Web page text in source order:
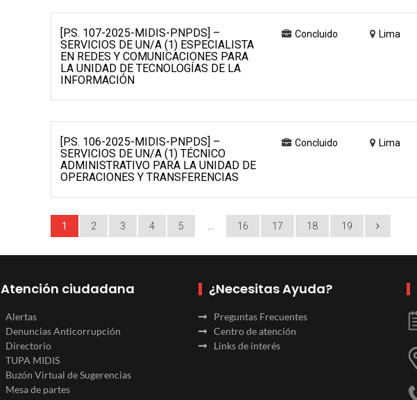
[P.S. 107-2025-MIDIS-PNPDS] –
SERVICIOS DE UN/A (1) ESPECIALISTA
EN REDES Y COMUNICACIONES PARA
LA UNIDAD DE TECNOLOGÍAS DE LA
INFORMACIÓN
Concluido Lima
[P.S. 106-2025-MIDIS-PNPDS] –
SERVICIOS DE UN/A (1) TÉCNICO
ADMINISTRATIVO PARA LA UNIDAD DE
OPERACIONES Y TRANSFERENCIAS
Concluido Lima
1 2 3 4 5 16 17 18 19
Atención ciudadana
Alertas
Denuncias Anticorrupción
Directorio
TUPA MIDIS
Buzón Virtual de Sugerencias
Mesa de partes
¿Necesitas Ayuda?
Preguntas Frecuentes
Centro de atención
Links de interés